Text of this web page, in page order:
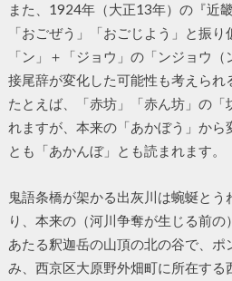
また、1924年（大正13年）の『近
「おごぜう」「おごじよう」と振
「ン」＋「ジョウ」の「ンジョウ
接尾辞が変化した可能性も考えられ
たとえば、「赤坊」「赤ん坊」の「
れますが、本来の「あかぼう」から
とも「あかんぼ」とも読まれます。
鬼語条橋が架かる出灰川は蜿蜒とう
り、本来の（河川争奪が生じる前
あたる釈迦岳の山頂の北の谷で、ポ
み、西京区大原野外畑町に所在する